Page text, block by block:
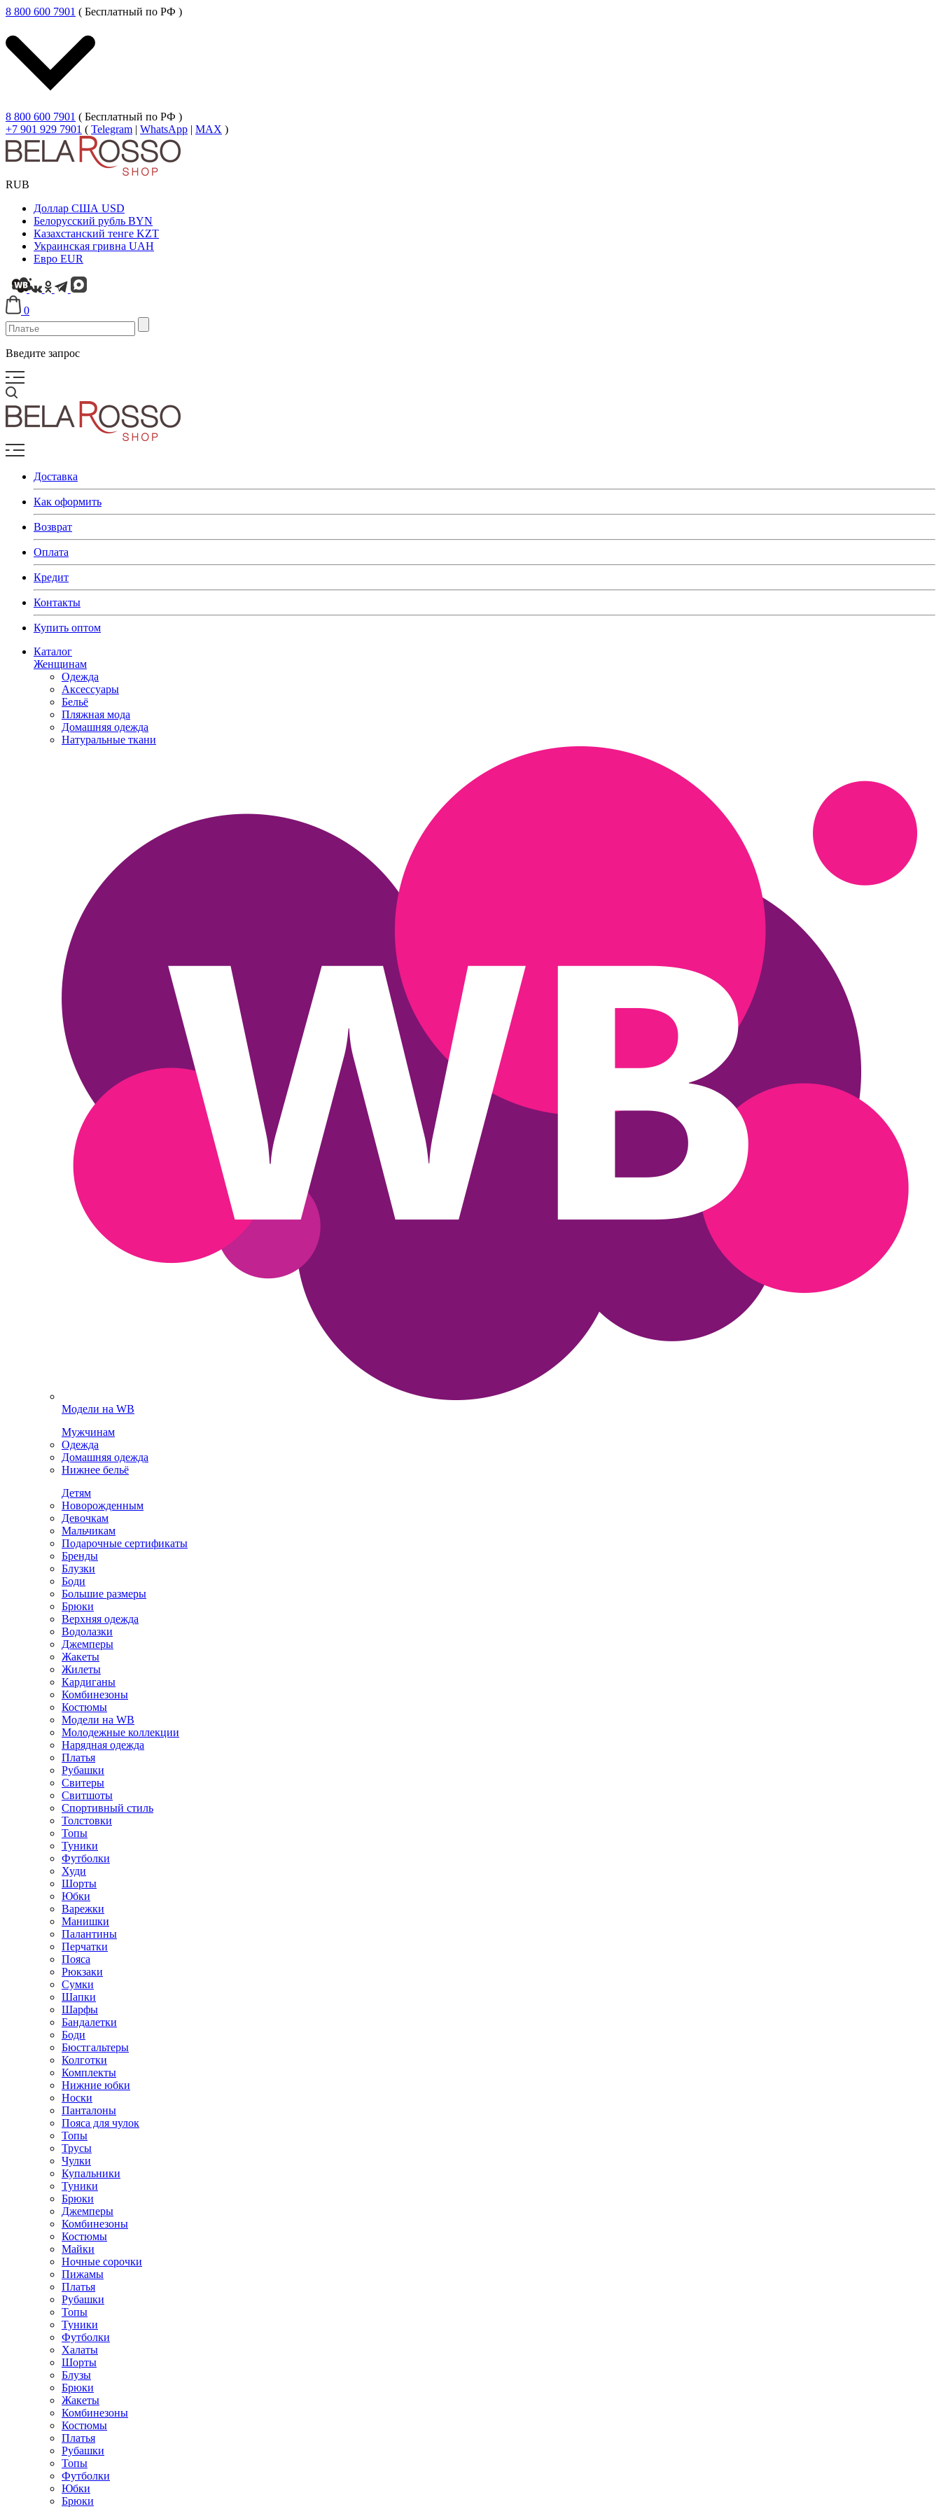
8 800 600 7901 ( Бесплатный по РФ )
8 800 600 7901 ( Бесплатный по РФ )
+7 901 929 7901 ( Telegram | WhatsApp | MAX )
RUB
Доллар США USD
Белорусский рубль BYN
Казахстанский тенге KZT
Украинская гривна UAH
Евро EUR
0
Введите запрос
Доставка
Как оформить
Возврат
Оплата
Кредит
Контакты
Купить оптом
Каталог
Женщинам
Одежда
Аксессуары
Бельё
Пляжная мода
Домашняя одежда
Натуральные ткани
Модели на WB
Мужчинам
Одежда
Домашняя одежда
Нижнее бельё
Детям
Новорожденным
Девочкам
Мальчикам
Подарочные сертификаты
Бренды
Блузки
Боди
Большие размеры
Брюки
Верхняя одежда
Водолазки
Джемперы
Жакеты
Жилеты
Кардиганы
Комбинезоны
Костюмы
Модели на WB
Молодежные коллекции
Нарядная одежда
Платья
Рубашки
Свитеры
Свитшоты
Спортивный стиль
Толстовки
Топы
Туники
Футболки
Худи
Шорты
Юбки
Варежки
Манишки
Палантины
Перчатки
Пояса
Рюкзаки
Сумки
Шапки
Шарфы
Бандалетки
Боди
Бюстгальтеры
Колготки
Комплекты
Нижние юбки
Носки
Панталоны
Поясa для чулок
Топы
Трусы
Чулки
Купальники
Туники
Брюки
Джемперы
Комбинезоны
Костюмы
Майки
Ночные сорочки
Пижамы
Платья
Рубашки
Топы
Туники
Футболки
Халаты
Шорты
Блузы
Брюки
Жакеты
Комбинезоны
Костюмы
Платья
Рубашки
Топы
Футболки
Юбки
Брюки